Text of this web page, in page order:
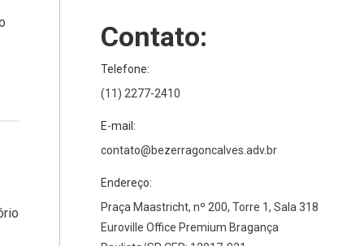
Contato:
Telefone:
(11) 2277-2410
E-mail:
contato@bezerragoncalves.adv.br
Endereço:
Praça Maastricht, nº 200, Torre 1, Sala 318
Euroville Office Premium Bragança